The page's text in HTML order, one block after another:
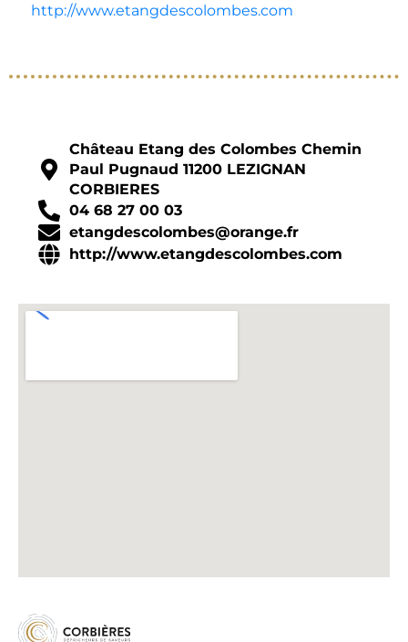
http://www.etangdescolombes.com
Château Etang des Colombes Chemin
Paul Pugnaud 11200 LEZIGNAN
CORBIERES
04 68 27 00 03
etangdescolombes@orange.fr
http://www.etangdescolombes.com